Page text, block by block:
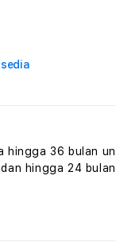
hingga 36 bulan
hingga 24